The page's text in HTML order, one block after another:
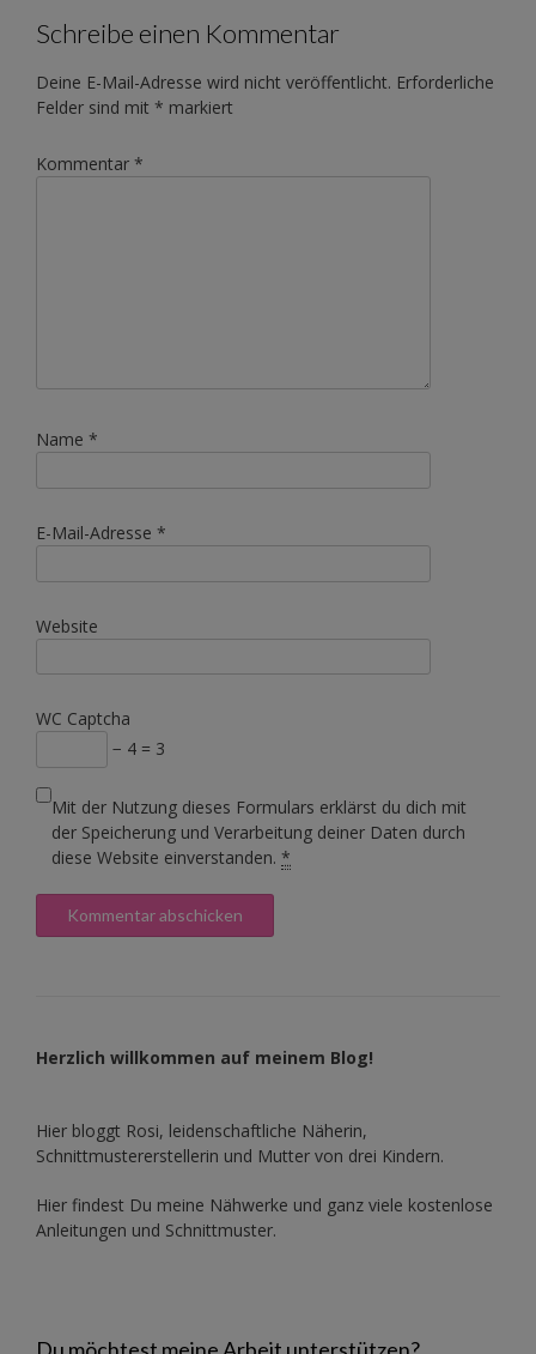
Schreibe einen Kommentar
Deine E-Mail-Adresse wird nicht veröffentlicht. Erforderliche
Felder sind mit * markiert
Kommentar *
Name *
E-Mail-Adresse *
Website
WC Captcha
− 4 = 3
Mit der Nutzung dieses Formulars erklärst du dich mit
der Speicherung und Verarbeitung deiner Daten durch
diese Website einverstanden. *
Herzlich willkommen auf meinem Blog!
Hier bloggt Rosi, leidenschaftliche Näherin,
Schnittmustererstellerin und Mutter von drei Kindern.
Hier findest Du meine Nähwerke und ganz viele kostenlose
Anleitungen und Schnittmuster.